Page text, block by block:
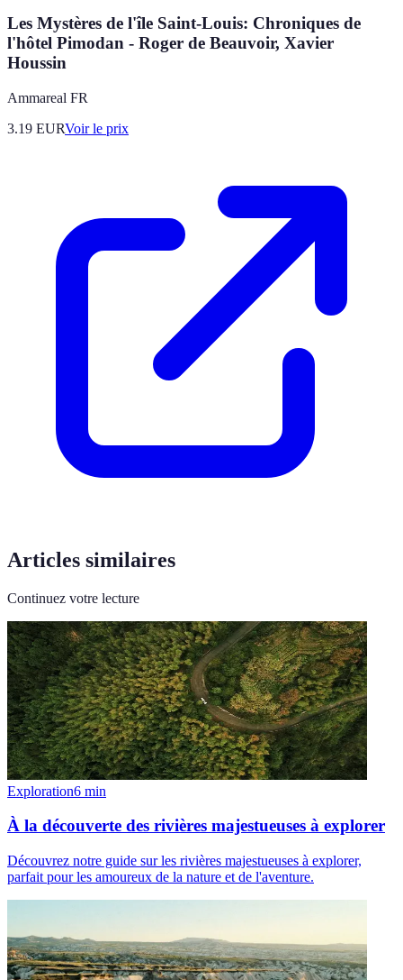
Les Mystères de l'île Saint-Louis: Chroniques de
l'hôtel Pimodan - Roger de Beauvoir, Xavier
Houssin
Ammareal FR
3.19 EURVoir le prix
Articles similaires
Continuez votre lecture
Exploration6 min
À la découverte des rivières majestueuses à explorer
Découvrez notre guide sur les rivières majestueuses à explorer,
parfait pour les amoureux de la nature et de l'aventure.